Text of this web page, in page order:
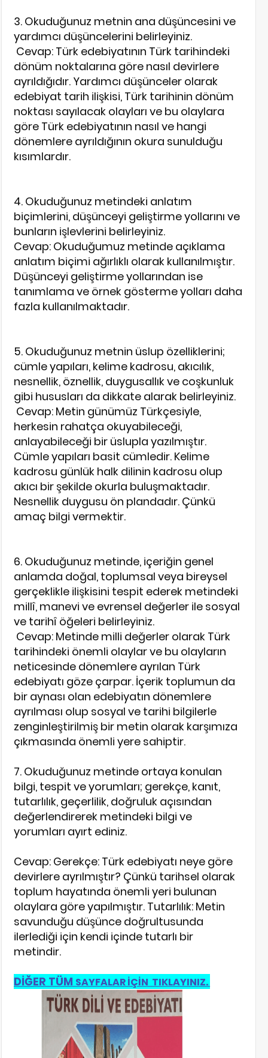
3. Okuduğunuz metnin ana düşüncesini ve
yardımcı düşüncelerini belirleyiniz.
Cevap: Türk edebiyatının Türk tarihindeki
dönüm noktalarına göre nasıl devirlere
ayrıldığıdır. Yardımcı düşünceler olarak
edebiyat tarih ilişkisi, Türk tarihinin dönüm
noktası sayılacak olayları ve bu olaylara
göre Türk edebiyatının nasıl ve hangi
dönemlere ayrıldığının okura sunulduğu
kısımlardır.
4. Okuduğunuz metindeki anlatım
biçimlerini, düşünceyi geliştirme yollarını ve
bunların işlevlerini belirleyiniz.
Cevap: Okuduğumuz metinde açıklama
anlatım biçimi ağırlıklı olarak kullanılmıştır.
Düşünceyi geliştirme yollarından ise
tanımlama ve örnek gösterme yolları daha
fazla kullanılmaktadır.
5. Okuduğunuz metnin üslup özelliklerini;
cümle yapıları, kelime kadrosu, akıcılık,
nesnellik, öznellik, duygusallık ve coşkunluk
gibi hususları da dikkate alarak belirleyiniz.
Cevap: Metin günümüz Türkçesiyle,
herkesin rahatça okuyabileceği,
anlayabileceği bir üslupla yazılmıştır.
Cümle yapıları basit cümledir. Kelime
kadrosu günlük halk dilinin kadrosu olup
akıcı bir şekilde okurla buluşmaktadır.
Nesnellik duygusu ön plandadır. Çünkü
amaç bilgi vermektir.
6. Okuduğunuz metinde, içeriğin genel
anlamda doğal, toplumsal veya bireysel
gerçeklikle ilişkisini tespit ederek metindeki
millî, manevi ve evrensel değerler ile sosyal
ve tarihî öğeleri belirleyiniz.
Cevap: Metinde milli değerler olarak Türk
tarihindeki önemli olaylar ve bu olayların
neticesinde dönemlere ayrılan Türk
edebiyatı göze çarpar. İçerik toplumun da
bir aynası olan edebiyatın dönemlere
ayrılması olup sosyal ve tarihi bilgilerle
zenginleştirilmiş bir metin olarak karşımıza
çıkmasında önemli yere sahiptir.
7. Okuduğunuz metinde ortaya konulan
bilgi, tespit ve yorumları; gerekçe, kanıt,
tutarlılık, geçerlilik, doğruluk açısından
değerlendirerek metindeki bilgi ve
yorumları ayırt ediniz.
Cevap: Gerekçe: Türk edebiyatı neye göre
devirlere ayrılmıştır? Çünkü tarihsel olarak
toplum hayatında önemli yeri bulunan
olaylara göre yapılmıştır. Tutarlılık: Metin
savunduğu düşünce doğrultusunda
ilerlediği için kendi içinde tutarlı bir
metindir.
DİĞER TÜM SAYFALAR İÇİN TIKLAYINIZ.